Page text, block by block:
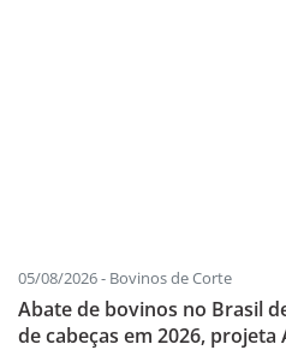
05/08/2026 - Bovinos de Corte
Abate de bovinos no Brasil
de cabeças em 2026, projeta